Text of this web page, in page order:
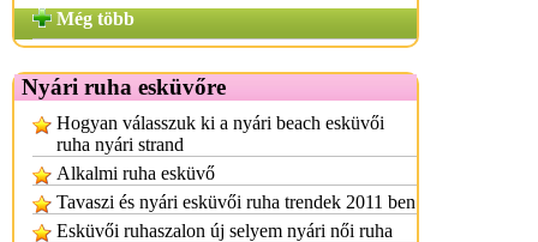
Még több
Nyári ruha esküvőre
Hogyan válasszuk ki a nyári beach esküvői
ruha nyári strand
Alkalmi ruha esküvő
Tavaszi és nyári esküvői ruha trendek 2011 ben
Esküvői ruhaszalon új selyem nyári női ruha